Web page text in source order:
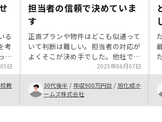
る
考
い
ら
き
日
教
担当者の信頼で決めていま
す
正直プランや物件はどこも似通って
いて判断は難しい。担当者の対応が
よくそこが決め手でした。他社でも
購入しているが引渡し後のアプリも
使いにくい、リノシーはアプリも使
いやすいし、連絡も良いので安心し
ている。書類を書いたり送ったりが
面倒。なるべくペーパーレスで、電
2025年06月07日
30代後半 / 年収900万円台 /旭化成ホ
ームズ株式会社